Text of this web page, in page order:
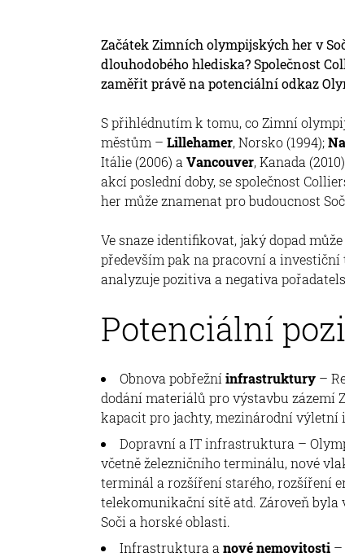
Začátek Zimních olympijských her v
dlouhodobého hlediska? Společnost
zaměřit právě na potenciální odkaz
S přihlédnutím k tomu, co Zimní
městům – Lillehamer, Norsko (1994);
Itálie (2006) a Vancouver, Kanada
akcí poslední doby, se společnost
her může znamenat pro budoucnost
Ve snaze identifikovat, jaký dopad
především pak na pracovní a
analyzuje pozitiva a negativa
Potenciální
Obnova pobřežní infrastruktury –
dodání materiálů pro výstavbu zázemí
kapacit pro jachty, mezinárodní výletní
Dopravní a IT infrastruktura –
včetně železničního terminálu, nové
terminál a rozšíření starého, rozšíření
telekomunikační sítě atd. Zároveň
Soči a horské oblasti.
Infrastruktura a nové nemovitosti